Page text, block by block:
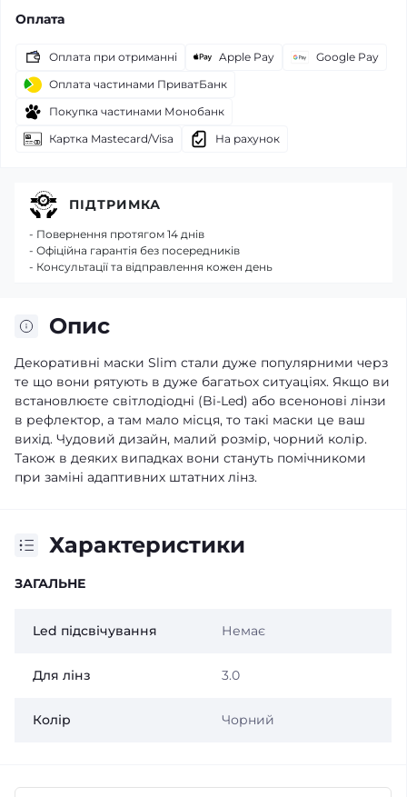
Оплата
Оплата при отриманні Apple Pay
Google Pay
Оплата частинами ПриватБанк
Покупка частинами Монобанк
Картка Mastecard/Visa
На рахунок
Опис
Декоративні маски Slim стали дуже популярними черз
те що вони рятують в дуже багатьох ситуаціях. Якщо ви
встановлюєте світлодіодні (Bi-Led) або всенонові лінзи
в рефлектор, а там мало місця, то такі маски це ваш
вихід. Чудовий дизайн, малий розмір, чорний колір.
Також в деяких випадках вони стануть помічникоми
при заміні адаптивних штатних лінз.
Характеристики
ЗАГАЛЬНЕ
Led підсвічування Немає
Для лінз 3.0
Колір Чорний
ПІДТРИМКА
- Повернення протягом 14 днів
- Офіційна гарантія без посередників
- Консультації та відправлення кожен день